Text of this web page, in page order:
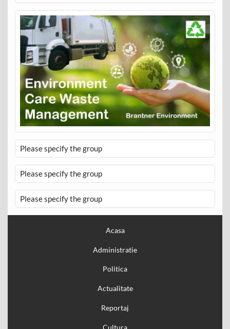
Please specify the group
Please specify the group
Please specify the group
Acasa
Administratie
Politica
Actualitate
Reportaj
Cultura